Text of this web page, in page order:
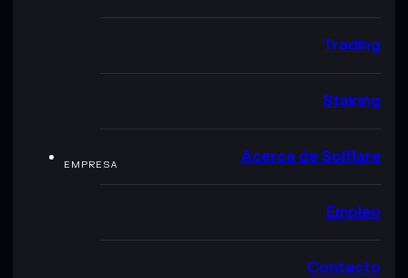
Trading
Staking
EMPRESA Acerca de Solflare
Empleo
Contacto